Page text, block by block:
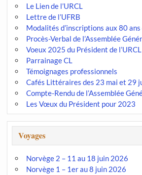
Le Lien de l’URCL
Lettre de l’UFRB
Modalités d’inscriptions aux 80 ans
Procès-Verbal de l’Assemblée
Voeux 2025 du Président de l’URCL
Parrainage CL
Témoignages professionnels
Cafés Littéraires des 23 mai et 29
Compte-Rendu de l’Assemblée
Les Vœux du Président pour 2023
Voyages
Norvège 2 – 11 au 18 juin 2026
Norvège 1 – 1er au 8 juin 2026